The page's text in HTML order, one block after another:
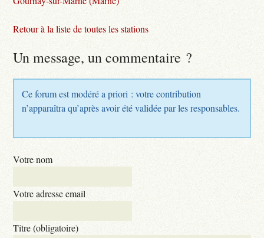
Retour à la liste de toutes les stations
Un message, un commentaire ?
Ce forum est modéré a priori : votre contribution
n’apparaîtra qu’après avoir été validée par les responsables.
Votre nom
Votre adresse email
Titre (obligatoire)